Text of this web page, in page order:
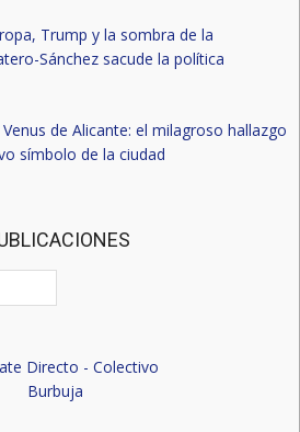
Trump y la sombra de la
Sánchez sacude la política
Venus de Alicante: el milagroso hallazgo
símbolo de la ciudad